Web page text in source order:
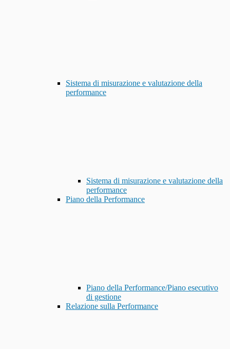
Sistema di misurazione e valutazione della
performance
Sistema di misurazione e valutazione della
performance
Piano della Performance
Piano della Performance/Piano esecutivo
di gestione
Relazione sulla Performance